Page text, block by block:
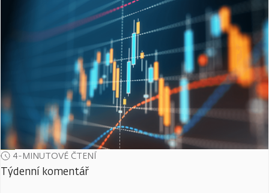
4-MINUTOVÉ ČTENÍ
Týdenní komentář